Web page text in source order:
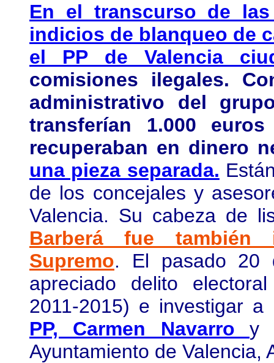
En el transcurso de
indicios de blanqueo de
el PP de Valencia
comisiones ilegales.
administrativo del
transferían 1.000
recuperaban en dinero
una pieza separada.
de los concejales y
Valencia. Su cabeza de
Barberá fue también
Supremo. El pasado 20
apreciado delito
2011-2015) e investigar
PP, Carmen Navarro y
Ayuntamiento de Valencia,